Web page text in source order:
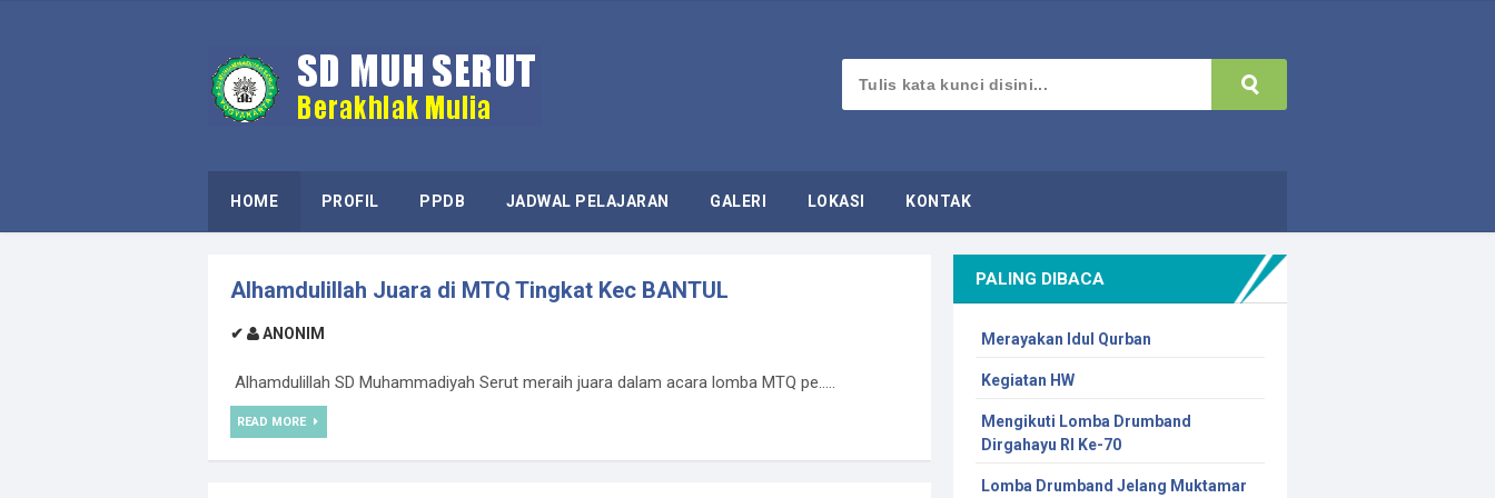
HOME PROFIL PPDB JADWAL PELAJARAN GALERI LOKASI KONTAK
Alhamdulillah Juara di MTQ Tingkat Kec BANTUL
✔ ANONIM
Alhamdulillah SD Muhammadiyah Serut meraih juara dalam acara lomba MTQ pe.....
READ MORE
PALING DIBACA
Merayakan Idul Qurban
Kegiatan HW
Mengikuti Lomba Drumband
Dirgahayu RI Ke-70
Lomba Drumband Jelang Muktamar